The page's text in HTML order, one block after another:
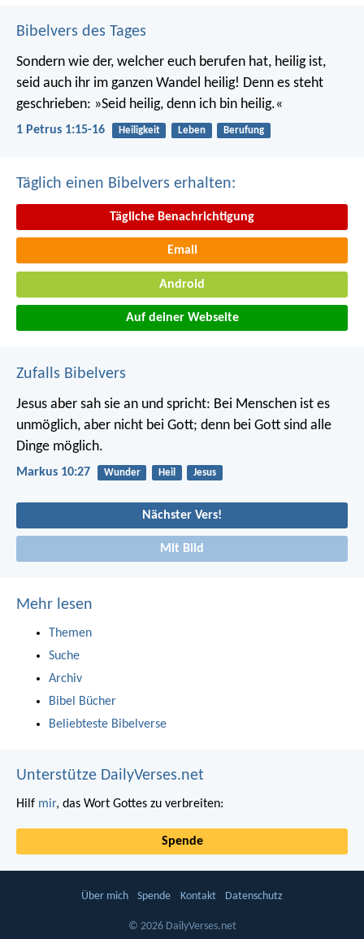
Bibelvers des Tages
Sondern wie der, welcher euch berufen hat, heilig ist,
seid auch ihr im ganzen Wandel heilig! Denn es steht
geschrieben: »Seid heilig, denn ich bin heilig.«
1 Petrus 1:15-16 Heiligkeit Leben Berufung
Täglich einen Bibelvers erhalten:
Tägliche Benachrichtigung
Email
Android
Auf deiner Webseite
Zufalls Bibelvers
Jesus aber sah sie an und spricht: Bei Menschen ist es
unmöglich, aber nicht bei Gott; denn bei Gott sind alle
Dinge möglich.
Markus 10:27 Wunder Heil Jesus
Nächster Vers!
Mit Bild
Mehr lesen
Themen
Suche
Archiv
Bibel Bücher
Beliebteste Bibelverse
Unterstütze DailyVerses.net
Hilf mir, das Wort Gottes zu verbreiten:
Spende
Über mich Spende Kontakt Datenschutz
© 2026 DailyVerses.net